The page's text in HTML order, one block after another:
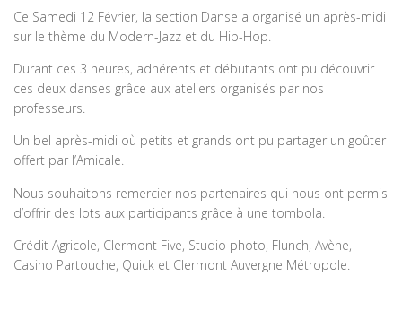
Ce Samedi 12 Février, la section Danse a organisé un après-midi
sur le thème du Modern-Jazz et du Hip-Hop.
Durant ces 3 heures, adhérents et débutants ont pu découvrir
ces deux danses grâce aux ateliers organisés par nos
professeurs.
Un bel après-midi où petits et grands ont pu partager un goûter
offert par l’Amicale.
Nous souhaitons remercier nos partenaires qui nous ont permis
d’offrir des lots aux participants grâce à une tombola.
Crédit Agricole, Clermont Five, Studio photo, Flunch, Avène,
Casino Partouche, Quick et Clermont Auvergne Métropole.